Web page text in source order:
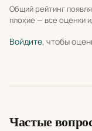
Общий рейтинг
плохие — все оценки
Войдите, чтобы
Частые